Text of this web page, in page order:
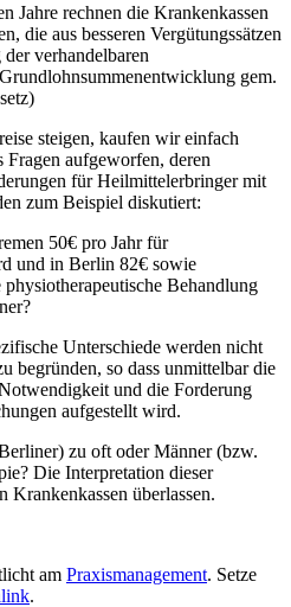
Jahre rechnen die Krankenkassen
die aus besseren Vergütungssätzen
verhandelbaren
gem.
steigen, kaufen wir einfach
Fragen aufgeworfen, deren
für Heilmittelerbringer mit
zum Beispiel diskutiert:
50€ pro Jahr für
und in Berlin 82€ sowie
Behandlung
Unterschiede werden nicht
begründen, so dass unmittelbar die
und die Forderung
aufgestellt wird.
zu oft oder Männer (bzw.
Die Interpretation dieser
Krankenkassen überlassen.
am Praxismanagement. Setze
.